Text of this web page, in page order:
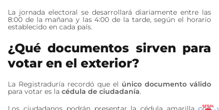
La jornada electoral se desarrollará diariamente entre las
8:00 de la mañana y las 4:00 de la tarde, según el horario
establecido en cada país.
¿Qué documentos sirven para
votar en el exterior?
La Registraduría recordó que el único documento válido
para votar es lacédula de ciudadanía.